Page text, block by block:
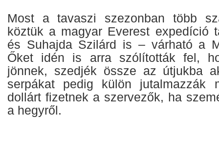
Most a tavaszi szezonban több
köztük a magyar Everest expedíció
és Suhajda Szilárd is – várható a
Őket idén is arra szólították fel,
jönnek, szedjék össze az útjukba
serpákat pedig külön jutalmazzák
dollárt fizetnek a szervezők, ha
a hegyről.